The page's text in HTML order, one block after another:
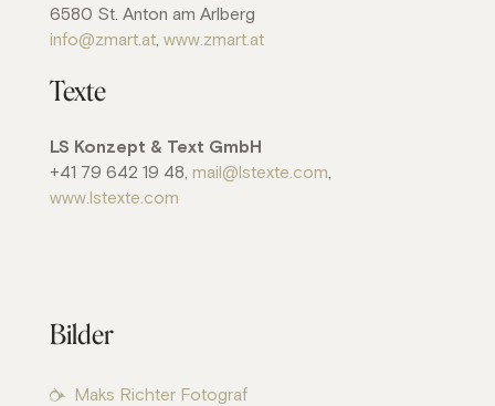
6580 St. Anton am Arlberg
info@zmart.at, www.zmart.at
Texte
LS Konzept & Text GmbH
+41 79 642 19 48, mail@lstexte.com
www.lstexte.com
Bilder
Maks Richter Fotograf